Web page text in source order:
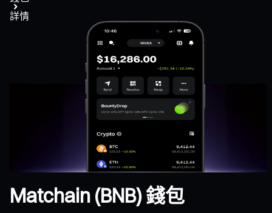
詳情
Matchain (BNB) 錢包